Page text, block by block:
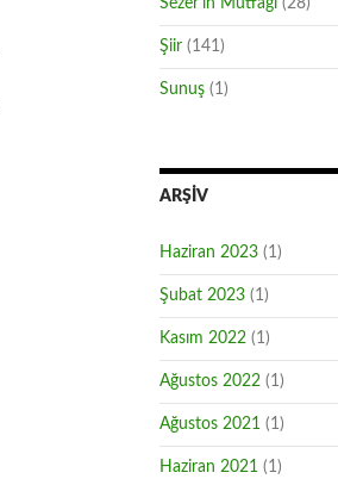
Sezer'in Mutfağı (28)
Şiir (141)
Sunuş (1)
ARŞIV
Haziran 2023 (1)
Şubat 2023 (1)
Kasım 2022 (1)
Ağustos 2022 (1)
Ağustos 2021 (1)
Haziran 2021 (1)